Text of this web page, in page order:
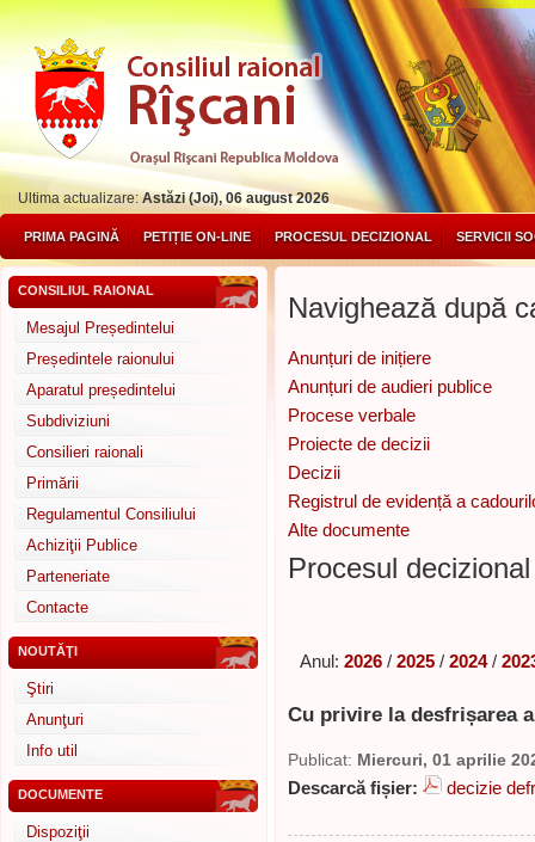
Ultima actualizare:Astăzi (Joi), 06 august 2026
PRIMA PAGINĂ PETIȚIE ON-LINE PROCESUL DECIZIONAL SERVICII
CONSILIUL RAIONAL
Mesajul Președintelui
Președintele raionului
Aparatul președintelui
Subdiviziuni
Consilieri raionali
Primării
Regulamentul Consiliului
Achiziţii Publice
Parteneriate
Contacte
NOUTĂŢI
Ştiri
Anunţuri
Info util
DOCUMENTE
Dispoziţii
Navighează după
Anunțuri de inițiere
Anunțuri de audieri publice
Procese verbale
Proiecte de decizii
Decizii
Registrul de evidență a
Alte documente
Procesul
Anul: 2026 / 2025 / 2024/
Cu privire la desfrișarea
Publicat: Miercuri, 01 aprilie
Descarcă fișier: decizie